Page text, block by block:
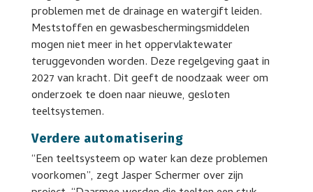
problemen met de drainage en watergift leiden.
Meststoffen en gewasbeschermingsmiddelen
mogen niet meer in het oppervlaktewater
teruggevonden worden. Deze regelgeving gaat in
2027 van kracht. Dit geeft de noodzaak weer om
onderzoek te doen naar nieuwe, gesloten
teeltsystemen.
Verdere automatisering
“Een teeltsysteem op water kan deze problemen
voorkomen”, zegt Jasper Schermer over zijn